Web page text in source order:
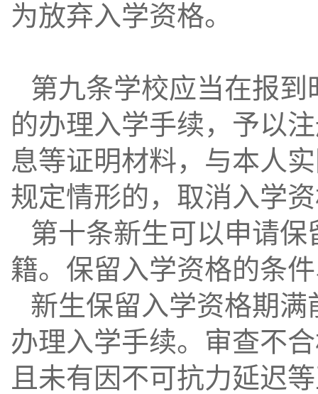
为放弃入学资格。
第九条学校应当在报
的办理入学手续，予以
息等证明材料，与本人
规定情形的，取消入学
第十条新生可以申请
籍。保留入学资格的条
新生保留入学资格期
办理入学手续。审查不
且未有因不可抗力延迟